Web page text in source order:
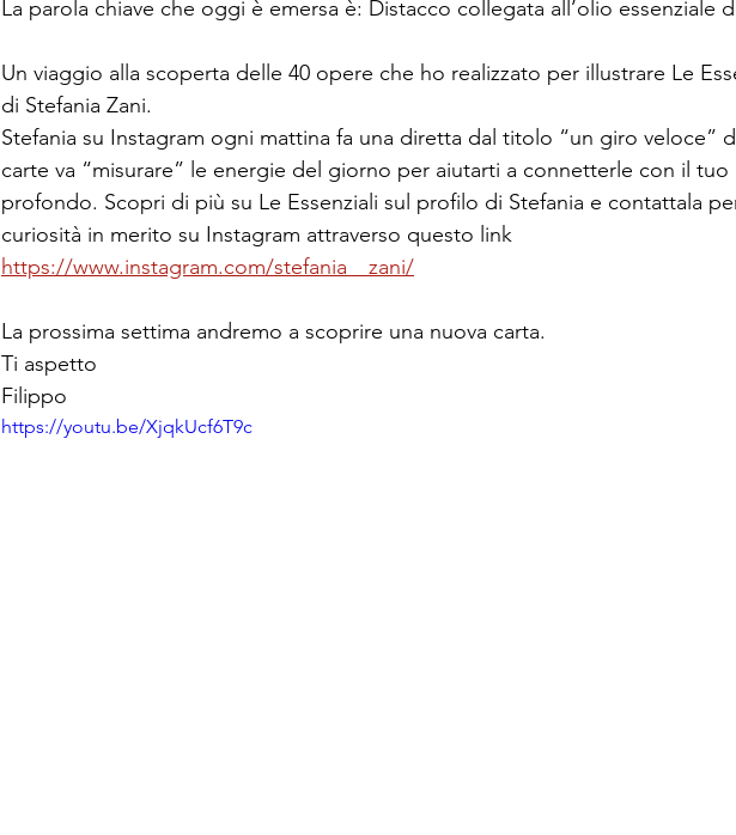
La parola chiave che oggi è emersa è: Distacco collegata all’olio essenziale
Un viaggio alla scoperta delle 40 opere che ho realizzato per illustrare Le
di Stefania Zani.
Stefania su Instagram ogni mattina fa una diretta dal titolo “un giro veloce”
carte va “misurare” le energie del giorno per aiutarti a connetterle con il
profondo. Scopri di più su Le Essenziali sul profilo di Stefania e contattala
curiosità in merito su Instagram attraverso questo link
https://www.instagram.com/stefania__zani/
La prossima settima andremo a scoprire una nuova carta.
Ti aspetto
Filippo
https://youtu.be/XjqkUcf6T9c